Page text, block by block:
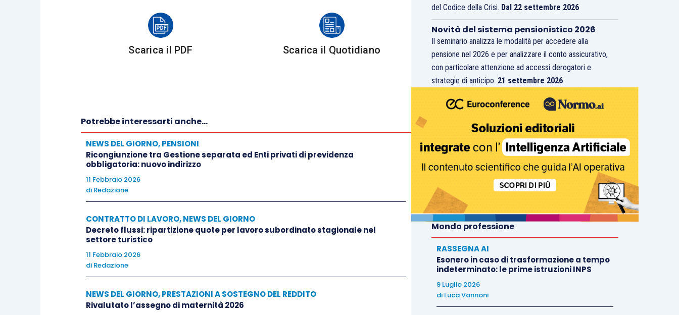
Scarica il PDF Scarica il Quotidiano
Potrebbe interessarti anche...
NEWS DEL GIORNO,PENSIONI
Ricongiunzione tra Gestione separata ed Enti privati di previdenza
obbligatoria: nuovo indirizzo
11 Febbraio 2026
di Redazione
CONTRATTO DI LAVORO,NEWS DEL GIORNO
Decreto flussi: ripartizione quote per lavoro subordinato stagionale nel
settore turistico
11 Febbraio 2026
di Redazione
NEWS DEL GIORNO,PRESTAZIONI A SOSTEGNO DEL REDDITO
Rivalutato l’assegno di maternità 2026
del Codice della Crisi. Dal 22 settembre 2026
Novità del sistema pensionistico 2026
Il seminario analizza le modalità per accedere alla
pensione nel 2026 e per analizzare il conto assicurativo,
con particolare attenzione ad accessi derogatori e
strategie di anticipo. 21 settembre 2026
Mondo professione
RASSEGNA AI
Esonero in caso di trasformazione a tempo
indeterminato: le prime istruzioni INPS
9 Luglio 2026
di Luca Vannoni